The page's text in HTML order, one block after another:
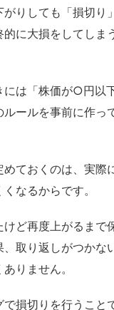
りしても「損切り
に大損をしてしま
には「株価が○円以
ールを事前に作っ
ておくのは、実際
なるからです。
けど再度上がるまで
取り返しがつかな
りません。
損切りを行うこと